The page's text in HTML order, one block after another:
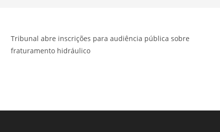
Tribunal abre inscrições para audiência pública sobre
fraturamento hidráulico